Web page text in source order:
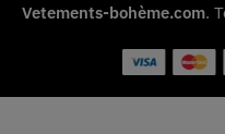
Vetements-bohème.com.